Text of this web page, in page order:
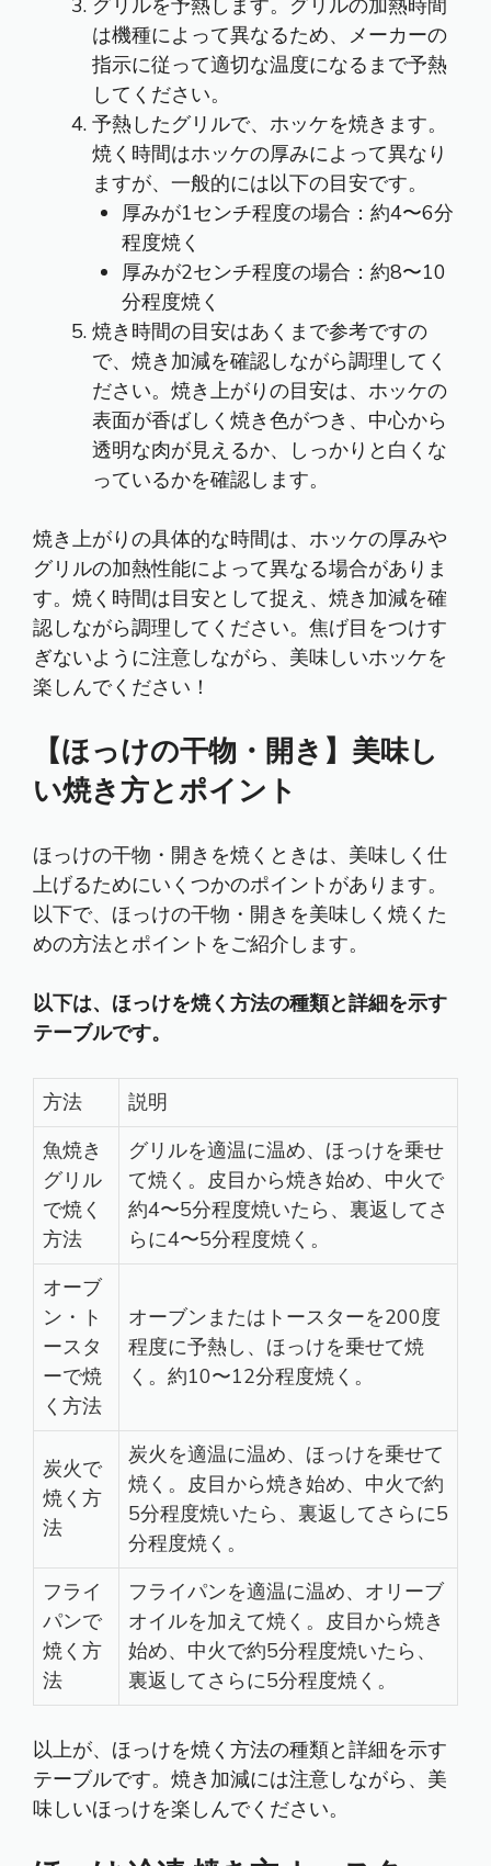
グリルを予熱します。グリルの加熱時間
は機種によって異なるため、メーカーの
指示に従って適切な温度になるまで予熱
してください。
予熱したグリルで、ホッケを焼きます。
焼く時間はホッケの厚みによって異なり
ますが、一般的には以下の目安です。
厚みが1センチ程度の場合：約4〜6分
程度焼く
厚みが2センチ程度の場合：約8〜10
分程度焼く
焼き時間の目安はあくまで参考ですの
で、焼き加減を確認しながら調理してく
ださい。焼き上がりの目安は、ホッケの
表面が香ばしく焼き色がつき、中心から
透明な肉が見えるか、しっかりと白くな
っているかを確認します。
焼き上がりの具体的な時間は、ホッケの厚みや
グリルの加熱性能によって異なる場合がありま
す。焼く時間は目安として捉え、焼き加減を確
認しながら調理してください。焦げ目をつけす
ぎないように注意しながら、美味しいホッケを
楽しんでください！
【ほっけの干物・開き】美味し
い焼き方とポイント
ほっけの干物・開きを焼くときは、美味しく仕
上げるためにいくつかのポイントがあります。
以下で、ほっけの干物・開きを美味しく焼くた
めの方法とポイントをご紹介します。
以下は、ほっけを焼く方法の種類と詳細を示す
テーブルです。
方法
説明
魚焼き
グリル
で焼く
方法
グリルを適温に温め、ほっけを乗せ
て焼く。皮目から焼き始め、中火で
約4〜5分程度焼いたら、裏返してさ
らに4〜5分程度焼く。
オーブ
ン・ト
ースタ
ーで焼
く方法
オーブンまたはトースターを200度
程度に予熱し、ほっけを乗せて焼
く。約10〜12分程度焼く。
炭火で
焼く方
法
炭火を適温に温め、ほっけを乗せて
焼く。皮目から焼き始め、中火で約
5分程度焼いたら、裏返してさらに5
分程度焼く。
フライ
パンで
焼く方
法
フライパンを適温に温め、オリーブ
オイルを加えて焼く。皮目から焼き
始め、中火で約5分程度焼いたら、
裏返してさらに5分程度焼く。
以上が、ほっけを焼く方法の種類と詳細を示す
テーブルです。焼き加減には注意しながら、美
味しいほっけを楽しんでください。